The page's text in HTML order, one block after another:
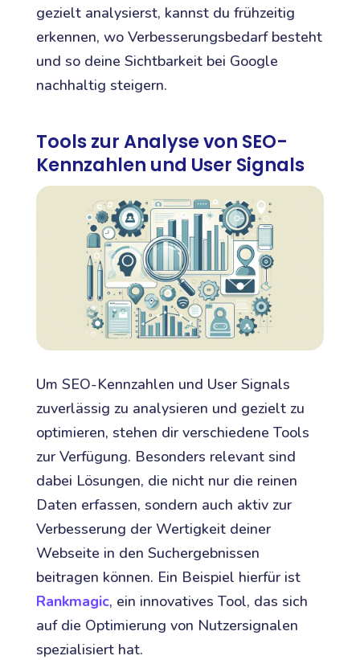
gezielt analysierst, kannst du frühzeitig
erkennen, wo Verbesserungsbedarf besteht
und so deine Sichtbarkeit bei Google
nachhaltig steigern.
Tools zur Analyse von SEO-
Kennzahlen und User Signals
Um SEO-Kennzahlen und User Signals
zuverlässig zu analysieren und gezielt zu
optimieren, stehen dir verschiedene Tools
zur Verfügung. Besonders relevant sind
dabei Lösungen, die nicht nur die reinen
Daten erfassen, sondern auch aktiv zur
Verbesserung der Wertigkeit deiner
Webseite in den Suchergebnissen
beitragen können. Ein Beispiel hierfür ist
Rankmagic, ein innovatives Tool, das sich
auf die Optimierung von Nutzersignalen
spezialisiert hat.